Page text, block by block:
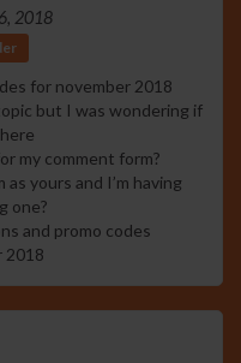
2018
for november 2018
but I was wondering if
my comment form?
yours and I’m having
one?
and promo codes
2018